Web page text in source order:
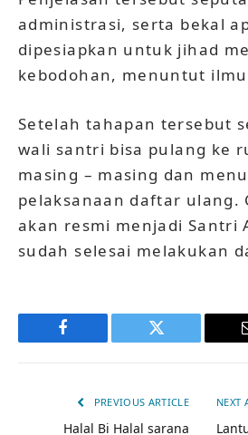
administrasi, serta bekal
dipesiapkan untuk jihad
kebodohan, menuntut
Setelah tahapan tersebut
wali santri bisa pulang ke
masing – masing dan
pelaksanaan daftar ulang.
akan resmi menjadi Santri
sudah selesai melakukan
Facebook Twitter
PREVIOUS ARTICLE
Halal Bi Halal sarana
NEXT